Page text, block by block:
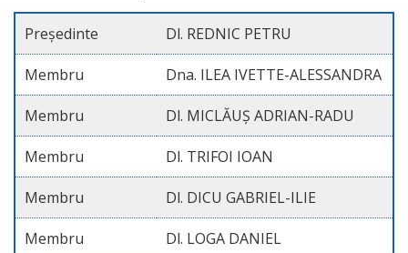
Preşedinte Dl. REDNIC PETRU
Membru Dna. ILEA IVETTE-ALESSANDRA
Membru Dl. MICLĂUȘ ADRIAN-RADU
Membru Dl. TRIFOI IOAN
Membru Dl. DICU GABRIEL-ILIE
Membru Dl. LOGA DANIEL